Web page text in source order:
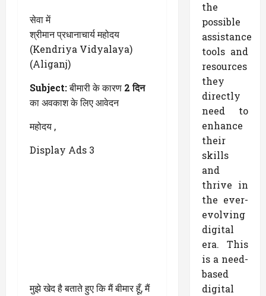
सेवा में
श्रीमान प्रधानाचार्य महोदय
(Kendriya Vidyalaya)
(Aliganj)
Subject:बीमारी के कारण 2 दिन
का अवकाश के लिए आवेदन
महोदय ,
Display Ads 3
मुझे खेद है बताते हुए कि मैं बीमार हूँ, मैं
the
possible
assistance
tools and
resources
they
directly
need to
enhance
their
skills
and
thrive in
the ever-
evolving
digital
era. This
is a need-
based
digital